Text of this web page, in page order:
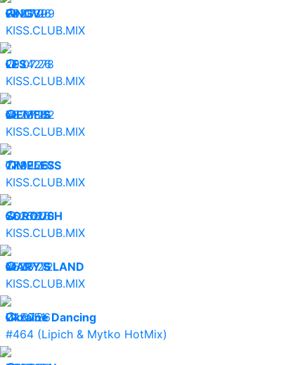
30.07.26
23399
PINGVI
KISS.CLUB.MIX
29.07.26
24278
LES
KISS.CLUB.MIX
28.07.26
23882
MEMFIS
KISS.CLUB.MIX
27.07.26
29567
TIMELESS
KISS.CLUB.MIX
26.07.26
25670
SOROUSH
KISS.CLUB.MIX
25.07.26
28772
MARY'S LAND
KISS.CLUB.MIX
24.07.26
9051
Ukraine Dancing
#464 (Lipich & Mytko HotMix)